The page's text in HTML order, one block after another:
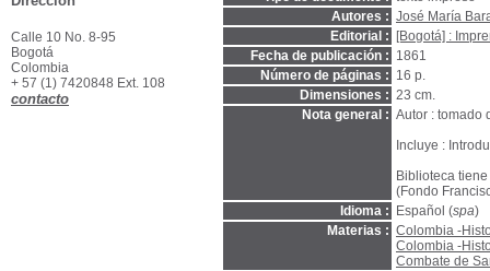
Autores : José María
Editorial :
[Bogotá] :
Fecha de publicación : 1861
Número de páginas : 16 p.
Dimensiones : 23 cm.
Nota general : Autor : tomado
Incluye :
Biblioteca
(Fondo
Idioma :
Español (spa)
Materias : Colombia -
Colombia -
Combate de
Calle 10 No. 8-95
Bogotá
Colombia
+ 57 (1) 7420848 Ext. 108
contacto